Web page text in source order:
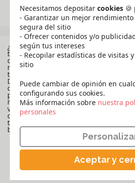
Ver todos los
¿Te falta inspiración? ¡Nuestros
te ofrecerán ideas durante todo el
que necesitas a través de nuestras
manualidades, descubre pasatiempos
tutoriales de bricolaje para los niños,
Descubre numerosas técnicas y
como el String Art, el Collage, el
pintura, el dibujo, la creación de
niños ocupados durante las fiestas de
vacaciones escolares o los
con nuestras ideas creativas
tema preciso, descubrirlas según tu
búsqueda específica.
MANUALIDADES PARA
(DESDE EL JARDÍN DE
PRIMARIA)
Necesitamos depositar cookies 🍪
- Garantizar un mejor rendimiento
segura del sitio
- Ofrecer contenidos y/o
según tus intereses
- Recopilar estadísticas de visitas
sitio
Puede cambiar de opinión en
configurando sus cookies.
Más información sobre ​​​​​​​nuestra
personales
Aceptar y